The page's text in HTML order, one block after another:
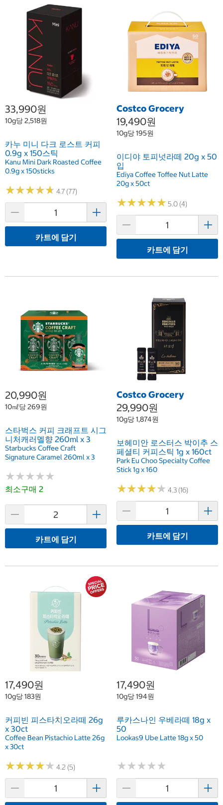
33,990원
10g당 2,518원
카누 미니 다크 로스트 커피
0.9g x 150스틱
Kanu Mini Dark Roasted Coffee
0.9g x 150sticks
★★★★★
★★★★★ 4.7 (77)
카트에 담기
Costco Grocery
19,490원
10g당 195원
이디야 토피넛라떼 20g x 50
입
Ediya Coffee Toffee Nut Latte
20g x 50ct
★★★★★
★★★★★ 5.0 (4)
카트에 담기
20,990원
10㎖당 269원
스타벅스 커피 크래프트 시그
니처캐러멜향 260ml x 3
Starbucks Coffee Craft
Signature Caramel 260ml x 3
★★★★★
★★★★★
최소구매 2
카트에 담기
Costco Grocery
29,990원
10g당 1,874원
보헤미안 로스터스 박이추 스
페셜티 커피스틱 1g x 160ct
Park Eu Choo Specialty Coffee
Stick 1g x 160
★★★★★
★★★★★ 4.3 (16)
카트에 담기
17,490원
10g당 183원
커피빈 피스타치오라떼 26g
x 30ct
Coffee Bean Pistachio Latte 26g
x 30ct
★★★★★
★★★★★ 4.2 (5)
17,490원
10g당 194원
루카스나인 우베라떼 18g x
50
Lookas9 Ube Latte 18g x 50
★★★★★
★★★★★